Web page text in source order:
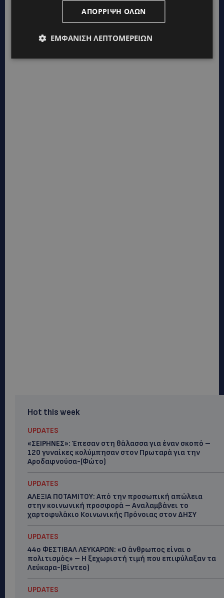
Hot this week
UPDATES
«ΣΕΙΡΗΝΕΣ»: Έπεσαν στη θάλασσα για έναν σκοπό –
120 γυναίκες κολύμπησαν στον Πρωταρά για την
Αροδαφνούσα-(Φώτο)
UPDATES
ΑΛΕΞΙΑ ΠΟΤΑΜΙΤΟΥ: Από την προσωπική απώλεια
στην κοινωνική προσφορά – Αναλαμβάνει το
χαρτοφυλάκιο Κοινωνικής Πρόνοιας στον ΔΗΣΥ
UPDATES
44ο ΦΕΣΤΙΒΑΛ ΛΕΥΚΑΡΩΝ: «Ο άνθρωπος είναι ο
πολιτισμός» – Η ξεχωριστή τιμή που επιφύλαξαν τα
Λεύκαρα-(Βίντεο)
UPDATES
ΑΠΌΡΡΙΨΗ ΌΛΩΝ
ΕΜΦΆΝΙΣΗ ΛΕΠΤΟΜΕΡΕΙΏΝ